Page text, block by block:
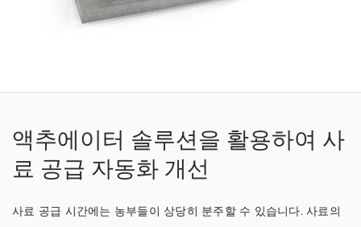
액추에이터 솔루션을 활용하여 사
료 공급 자동화 개선
사료 공급 시간에는 농부들이 상당히 분주할 수 있습니다. 사료의